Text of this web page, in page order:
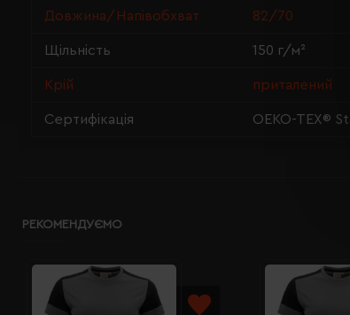
Довжина/Напівобхват 82/70
Щільність 150 г/м²
Крій приталений
Сертифікація OEKO-TEX®
РЕКОМЕНДУЄМО